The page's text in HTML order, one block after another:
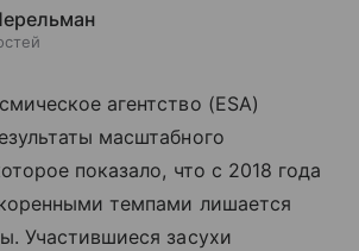
агентство (ESA)
масштабного
показало, что с 2018 года
темпами лишается
Участившиеся засухи